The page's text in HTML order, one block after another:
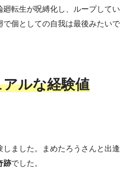
廻転生が呪縛化し、ループしてい
個としての自我は最後みたいで
ルな経験値
しました。まめたろうさんと出逢
跡でした。